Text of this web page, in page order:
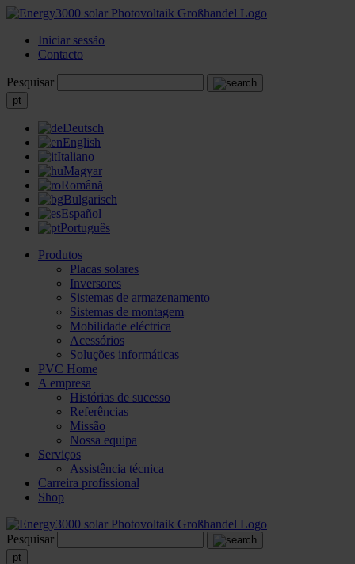
Iniciar sessão
Contacto
Pesquisar
pt
Deutsch
English
Italiano
Magyar
Română
Bulgarisch
Español
Português
Produtos
Placas solares
Inversores
Sistemas de armazenamento
Sistemas de montagem
Mobilidade eléctrica
Acessórios
Soluções informáticas
PVC Home
A empresa
Histórias de sucesso
Referências
Missão
Nossa equipa
Serviços
Assistência técnica
Carreira profissional
Shop
Pesquisar
pt